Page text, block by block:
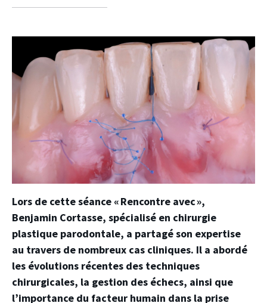
Lors de cette séance « Rencontre avec »,
Benjamin Cortasse, spécialisé en chirurgie
plastique parodontale, a partagé son expertise
au travers de nombreux cas cliniques. Il a abordé
les évolutions récentes des techniques
chirurgicales, la gestion des échecs, ainsi que
l’importance du facteur humain dans la prise